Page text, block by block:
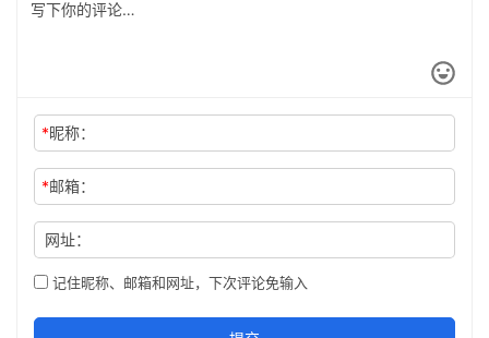
*昵称：
*邮箱：
网址：
记住昵称、邮箱和网址，下次评论免输入